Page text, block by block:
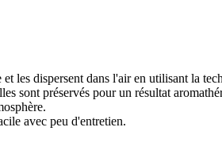
les dispersent dans l'air en utilisant la
sont préservés pour un résultat
avec peu d'entretien.